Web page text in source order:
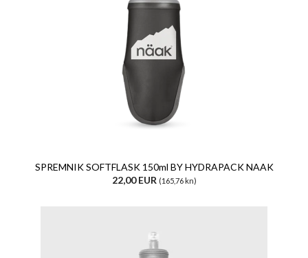
SPREMNIK SOFTFLASK 150ml BY HYDRAPACK NAAK
22,00 EUR (165,76 kn)